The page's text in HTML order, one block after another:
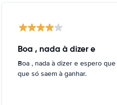
Boa , nada à dizer e
Boa , nada à dizer e espero
que só saem à ganhar.